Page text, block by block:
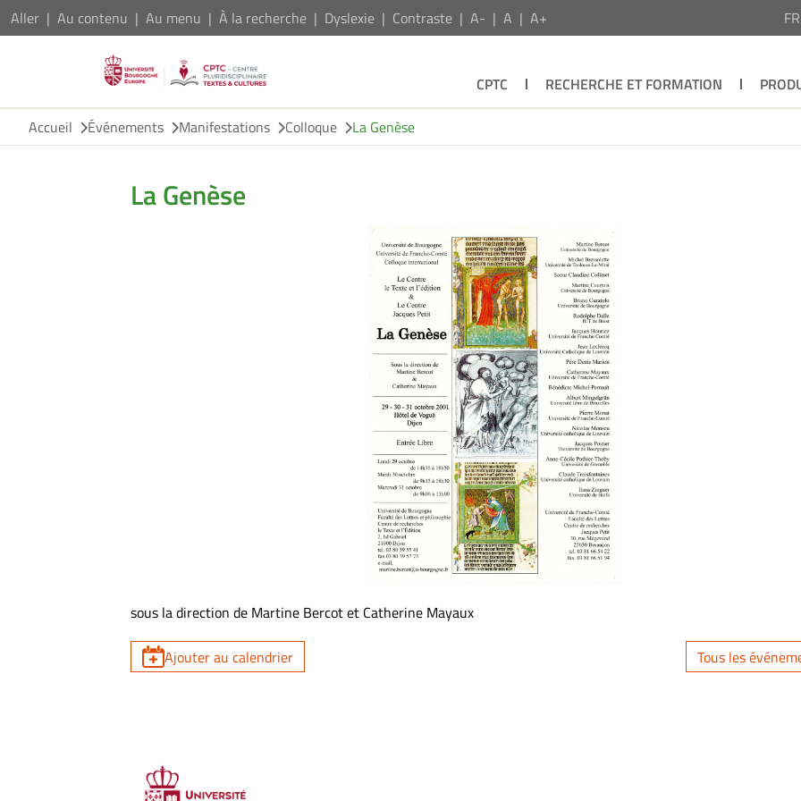
Aller Au contenu Au menu À la recherche Dyslexie Contraste A- A A+
CPTC RECHERCHE ET FORMATION
Accueil
Événements Manifestations Colloque La Genèse
La Genèse
sous la direction de Martine Bercot et Catherine Mayaux
Ajouter au calendrier Tous les